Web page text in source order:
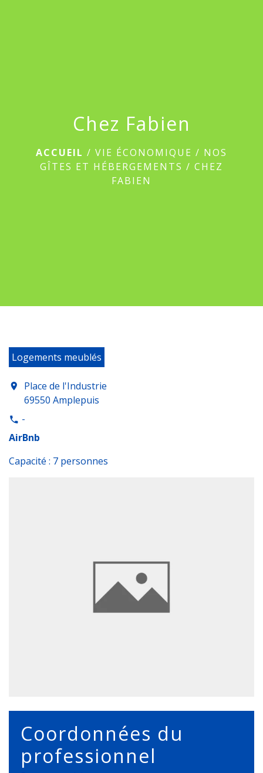
Chez Fabien
ACCUEIL / VIE ÉCONOMIQUE / NOS
GÎTES ET HÉBERGEMENTS / CHEZ
FABIEN
Logements meublés
location_on
Place de l'Industrie
69550 Amplepuis
phone -
AirBnb
Capacité : 7 personnes
Coordonnées du
professionnel